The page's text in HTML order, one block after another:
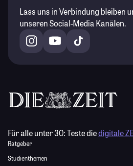
Lass uns in Verbindung bleiben
unseren Social-Media Kanälen.
Für alle unter 30:Teste diedigitale
Ratgeber
Studienthemen